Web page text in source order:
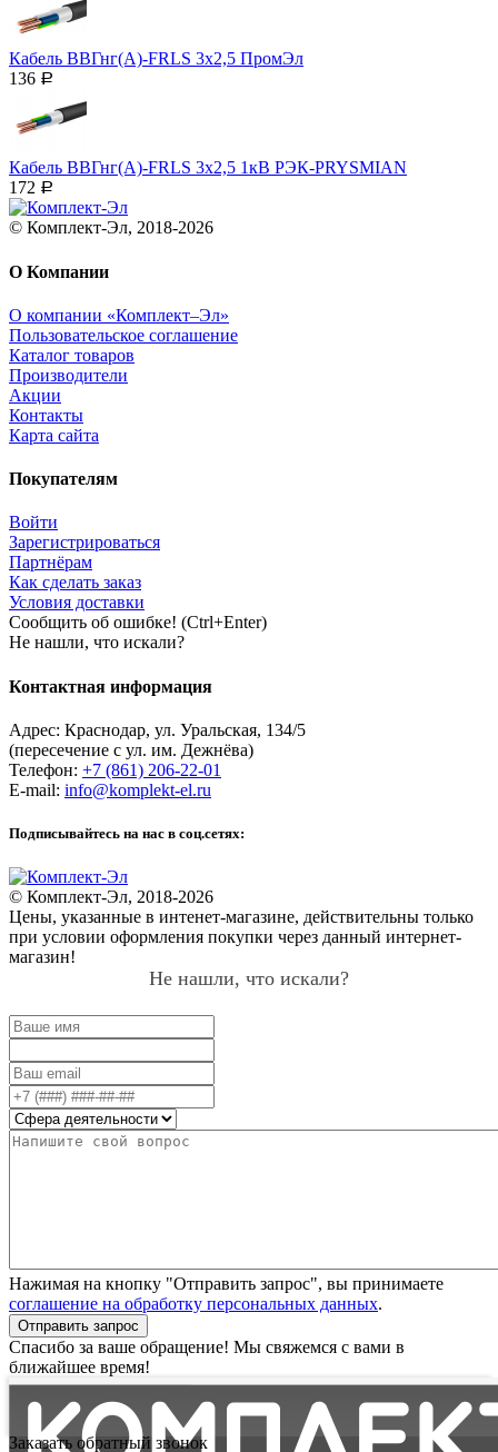
Кабель ВВГнг(А)-FRLS 3х2,5 ПромЭл
136 Р
Кабель ВВГнг(А)-FRLS 3х2,5 1кВ РЭК-PRYSMIAN
172 Р
© Комплект-Эл, 2018-2026
О Компании
О компании «Комплект–Эл»
Пользовательское соглашение
Каталог товаров
Производители
Акции
Контакты
Карта сайта
Покупателям
Войти
Зарегистрироваться
Партнёрам
Как сделать заказ
Условия доставки
Сообщить об ошибке! (Ctrl+Enter)
Не нашли, что искали?
Контактная информация
Адрес: Краснодар, ул. Уральская, 134/5
(пересечение с ул. им. Дежнёва)
Телефон: +7 (861) 206-22-01
E-mail: info@komplekt-el.ru
Подписывайтесь на нас в соц.сетях:
© Комплект-Эл, 2018-2026
Цены, указанные в интенет-магазине, действительны только
при условии оформления покупки через данный интернет-
магазин!
Не нашли, что искали?
Нажимая на кнопку "Отправить запрос", вы принимаете
соглашение на обработку персональных данных.
Отправить запрос
Спасибо за ваше обращение! Мы свяжемся с вами в
ближайшее время!
Заказать обратный звонок